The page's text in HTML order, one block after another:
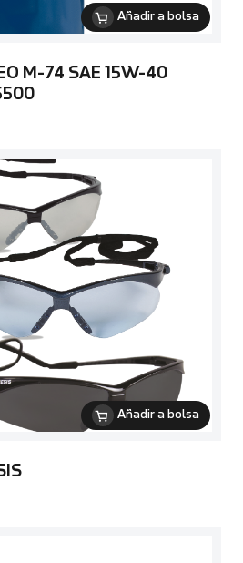
Añadir a bolsa
M-74 SAE 15W-40
Añadir a bolsa